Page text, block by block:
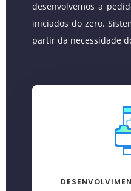
desenvolvemos a
iniciados do zero.
partir da necessidade